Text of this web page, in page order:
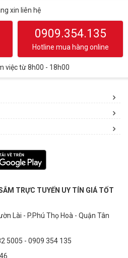
xin liên hệ
0909.354.135
Hotline mua hàng online
việc từ 8h00 - 18h00
TRỰC TUYẾN UY TÍN GIÁ TỐT
Lài - P.Phú Thọ Hoà - Quận Tân
5005 - 0909 354 135